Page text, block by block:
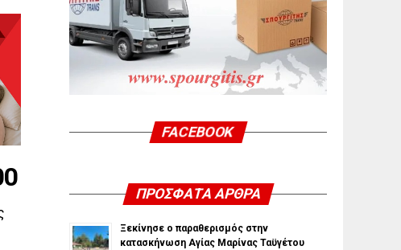
FACEBOOK
ΠΡΌΣΦΑΤΑ ΆΡΘΡΑ
Ξεκίνησε ο παραθερισμός στην
κατασκήνωση Αγίας Μαρίνας Ταϋγέτου